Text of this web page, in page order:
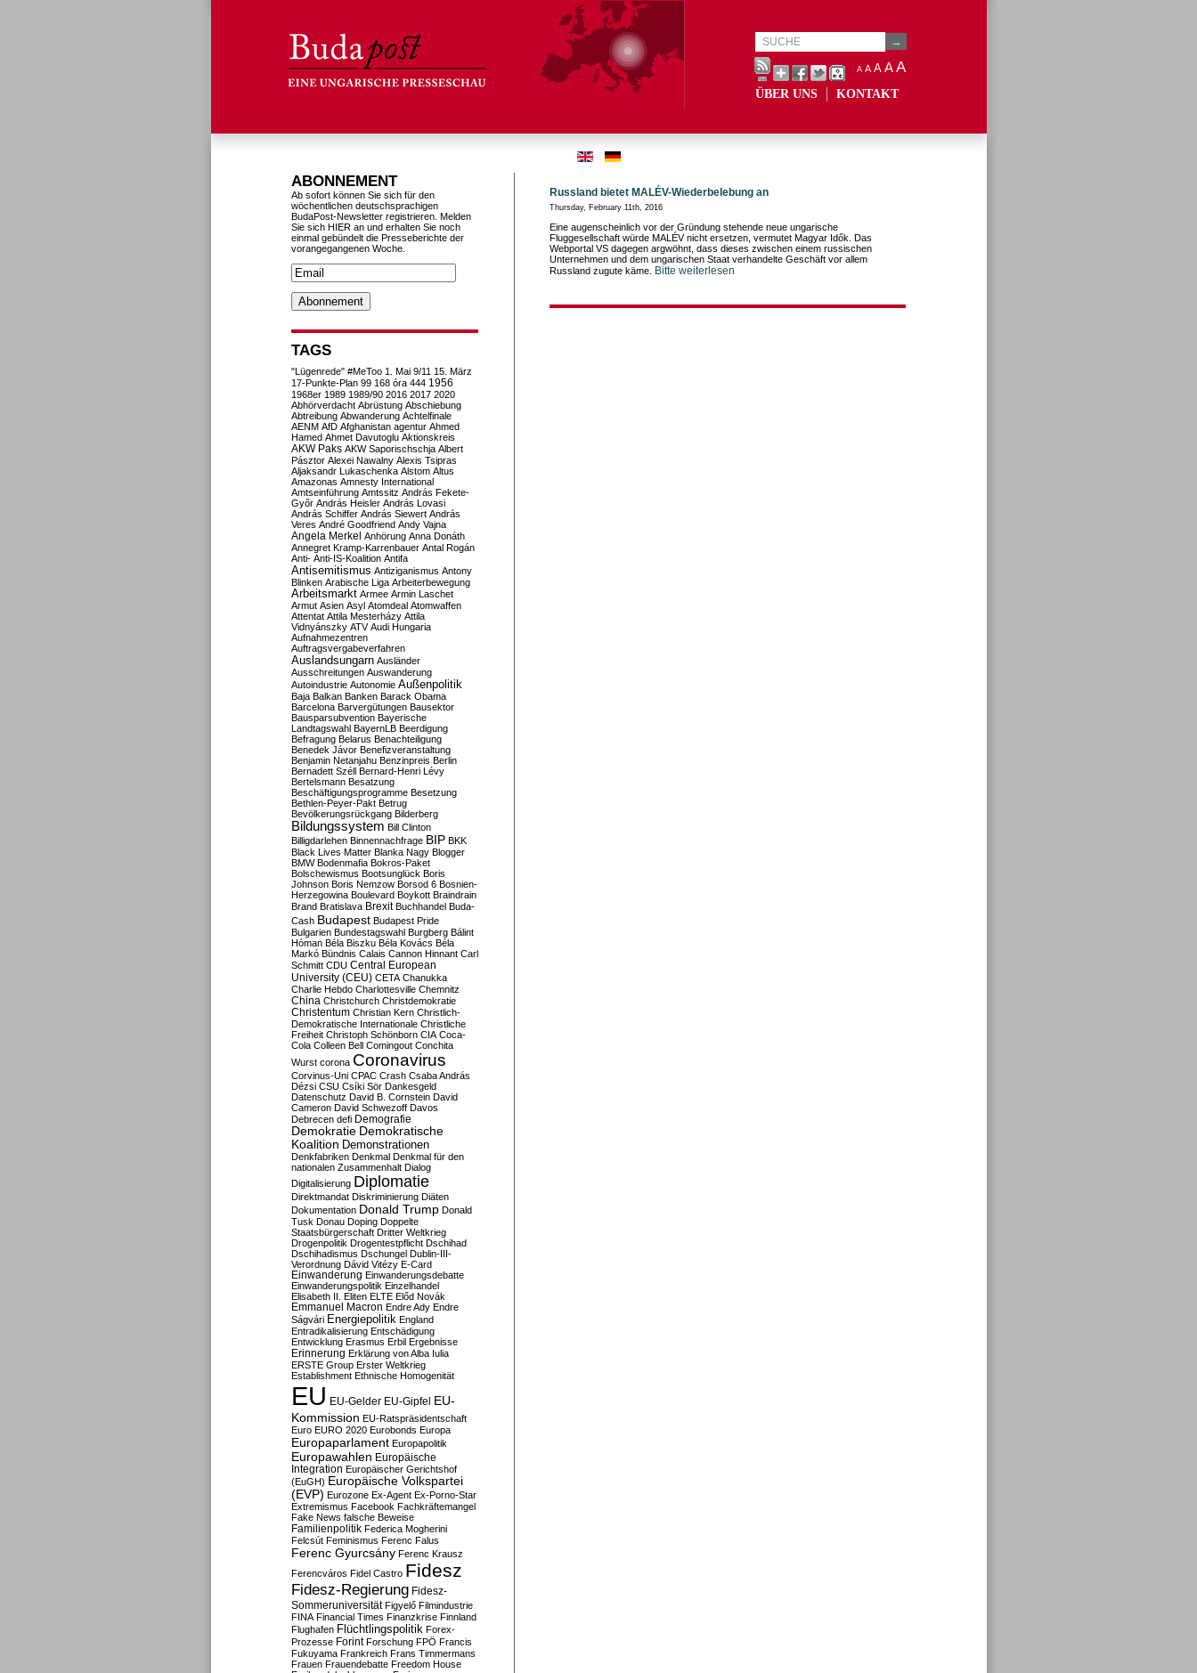
A A A AA
ÜBER UNS KONTAKT
Russland bietet MALÉV-Wiederbelebung an
Thursday, February 11th, 2016
Eine augenscheinlich vor der Gründung stehende neue ungarische
Fluggesellschaft würde MALÉV nicht ersetzen, vermutet Magyar Idők. Das
Webportal VS dagegen argwöhnt, dass dieses zwischen einem russischen
Unternehmen und dem ungarischen Staat verhandelte Geschäft vor allem
Russland zugute käme.
Bitte weiterlesen
ABONNEMENT
Ab sofort können Sie sich für den
wöchentlichen deutschsprachigen
BudaPost-Newsletter registrieren. Melden
Sie sich HIER an und erhalten Sie noch
einmal gebündelt die Presseberichte der
vorangegangenen Woche.
TAGS
"Lügenrede" #MeToo 1. Mai 9/11 15. März
17-Punkte-Plan 99 168 óra 444 1956
1968er 1989 1989/90 2016 2017 2020
Abhörverdacht Abrüstung Abschiebung
Abtreibung Abwanderung Achtelfinale
AENM AfD Afghanistan agentur Ahmed
Hamed Ahmet Davutoglu Aktionskreis
AKW Paks AKW Saporischschja Albert
Pásztor Alexei Nawalny Alexis Tsipras
Aljaksandr Lukaschenka Alstom Altus
Amazonas Amnesty International
Amtseinführung Amtssitz András Fekete-
Győr András Heisler András Lovasi
András Schiffer András Siewert András
Veres André Goodfriend Andy Vajna
Angela Merkel Anhörung Anna Donáth
Annegret Kramp-Karrenbauer Antal Rogán
Anti- Anti-IS-Koalition Antifa
Antisemitismus Antiziganismus Antony
Blinken Arabische Liga Arbeiterbewegung
Arbeitsmarkt Armee Armin Laschet
Armut Asien Asyl Atomdeal Atomwaffen
Attentat Attila Mesterházy Attila
Vidnyánszky ATV Audi Hungaria
Aufnahmezentren
Auftragsvergabeverfahren
Auslandsungarn Ausländer
Ausschreitungen Auswanderung
Autoindustrie Autonomie Außenpolitik
Baja Balkan Banken Barack Obama
Barcelona Barvergütungen Bausektor
Bausparsubvention Bayerische
Landtagswahl BayernLB Beerdigung
Befragung Belarus Benachteiligung
Benedek Jávor Benefizveranstaltung
Benjamin Netanjahu Benzinpreis Berlin
Bernadett Széll Bernard-Henri Lévy
Bertelsmann Besatzung
Beschäftigungsprogramme Besetzung
Bethlen-Peyer-Pakt Betrug
Bevölkerungsrückgang Bilderberg
Bildungssystem Bill Clinton
Billigdarlehen Binnennachfrage BIP BKK
Black Lives Matter Blanka Nagy Blogger
BMW Bodenmafia Bokros-Paket
Bolschewismus Bootsunglück Boris
Johnson Boris Nemzow Borsod 6 Bosnien-
Herzegowina Boulevard Boykott Braindrain
Brand Bratislava Brexit Buchhandel Buda-
Cash Budapest Budapest Pride
Bulgarien Bundestagswahl Burgberg Bálint
Hóman Béla Biszku Béla Kovács Béla
Markó Bündnis Calais Cannon Hinnant Carl
Schmitt CDU Central European
University (CEU) CETA Chanukka
Charlie Hebdo Charlottesville Chemnitz
China Christchurch Christdemokratie
Christentum Christian Kern Christlich-
Demokratische Internationale Christliche
Freiheit Christoph Schönborn CIA Coca-
Cola Colleen Bell Comingout Conchita
Wurst corona Coronavirus
Corvinus-Uni CPAC Crash Csaba András
Dézsi CSU Csíki Sör Dankesgeld
Datenschutz David B. Cornstein David
Cameron David Schwezoff Davos
Debrecen defi Demografie
Demokratie Demokratische
Koalition Demonstrationen
Denkfabriken Denkmal Denkmal für den
nationalen Zusammenhalt Dialog
Digitalisierung Diplomatie
Direktmandat Diskriminierung Diäten
Dokumentation Donald Trump Donald
Tusk Donau Doping Doppelte
Staatsbürgerschaft Dritter Weltkrieg
Drogenpolitik Drogentestpflicht Dschihad
Dschihadismus Dschungel Dublin-III-
Verordnung Dávid Vitézy E-Card
Einwanderung Einwanderungsdebatte
Einwanderungspolitik Einzelhandel
Elisabeth II. Eliten ELTE Előd Novák
Emmanuel Macron Endre Ady Endre
Ságvári Energiepolitik England
Entradikalisierung Entschädigung
Entwicklung Erasmus Erbil Ergebnisse
Erinnerung Erklärung von Alba Iulia
ERSTE Group Erster Weltkrieg
Establishment Ethnische Homogenität
EU EU-Gelder EU-Gipfel EU-
Kommission EU-Ratspräsidentschaft
Euro EURO 2020 Eurobonds Europa
Europaparlament Europapolitik
Europawahlen Europäische
Integration Europäischer Gerichtshof
(EuGH) Europäische Volkspartei
(EVP) Eurozone Ex-Agent Ex-Porno-Star
Extremismus Facebook Fachkräftemangel
Fake News falsche Beweise
Familienpolitik Federica Mogherini
Felcsút Feminismus Ferenc Falus
Ferenc Gyurcsány Ferenc Krausz
Ferencváros Fidel Castro Fidesz
Fidesz-Regierung Fidesz-
Sommeruniversität Figyelő Filmindustrie
FINA Financial Times Finanzkrise Finnland
Flughafen Flüchtlingspolitik Forex-
Prozesse Forint Forschung FPÖ Francis
Fukuyama Frankreich Frans Timmermans
Frauen Frauendebatte Freedom House